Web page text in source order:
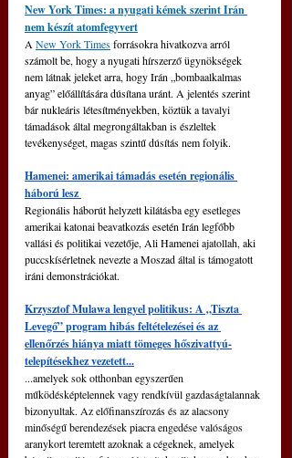
New York Times: a nyugati kémek szerint Irán
nem készít atomfegyvert
A New York Times forrásokra hivatkozva arról
számolt be, hogy a nyugati hírszerző ügynökségek
nem látnak jeleket arra, hogy Irán „bombaalkalmas
anyag” előállítására dúsítana uránt. A jelentés szerint
bár nukleáris létesítményekben, köztük a tavalyi
támadások által megrongáltakban is észleltek
tevékenységet, magas szintű dúsítás nem folyik.
Hamenei: amerikai támadás esetén regionális
háború lesz
Regionális háborút helyzett kilátásba egy esetleges
amerikai katonai beavatkozás esetén Irán legfőbb
vallási és politikai vezetője, Ali Hamenei ajatollah, aki
puccskísérletnek nevezte a Moszad által is támogatott
iráni demonstrációkat.
Krzysztof Mulawa lengyel politikus: A „Tiszta
Levegő” program hibás feltételezései és az
ellenőrzés hiánya miatt tömeges hőszivattyú-
telepítésekhez vezetett...
...amelyek sok otthonban egyszerűen
működésképtelennek vagy rendkívül gazdaságtalannak
bizonyultak. Az előfinanszírozás és az alacsony
minőségű berendezések piacra engedése valóságos
aranykort teremtett azoknak a cégeknek, amelyek